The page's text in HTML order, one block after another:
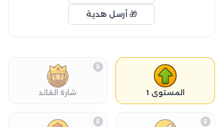
🎁 أرسل هدية
المستوى 1 شارة القائد
🔒
🔒
🔒